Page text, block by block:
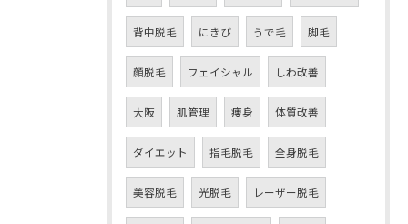
背中脱毛 にきび うで毛 脚毛
顔脱毛 フェイシャル しわ改善
大阪 肌管理 痩身 体質改善
ダイエット 指毛脱毛 全身脱毛
美容脱毛 光脱毛 レーザー脱毛